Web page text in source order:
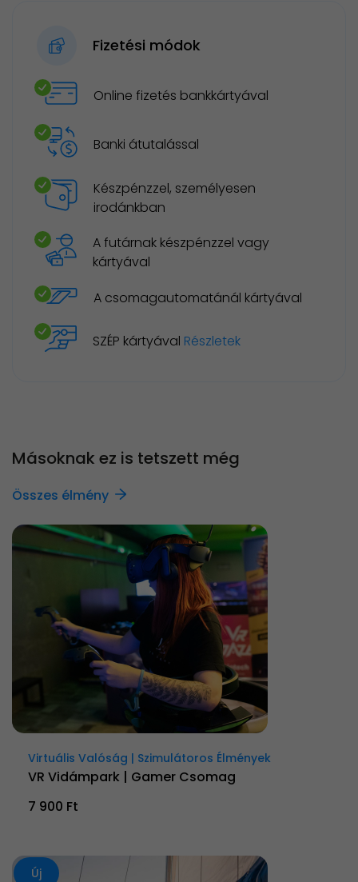
Fizetési módok
Online fizetés bankkártyával
Banki átutalással
Készpénzzel, személyesen
irodánkban
A futárnak készpénzzel vagy
kártyával
A csomagautomatánál kártyával
SZÉP kártyával Részletek
Másoknak ez is tetszett még
Összes élmény
Virtuális Valóság | Szimulátoros Élmények
VR Vidámpark | Gamer Csomag
7 900 Ft
Új